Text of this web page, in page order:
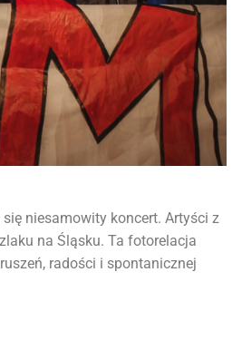
niesamowity koncert. Artyści z
na Śląsku. Ta fotorelacja
radości i spontanicznej